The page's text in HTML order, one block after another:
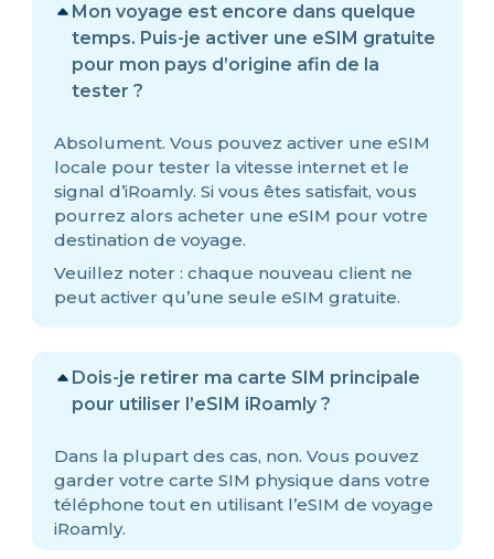
Mon voyage est encore dans quelque
temps. Puis-je activer une eSIM gratuite
pour mon pays d’origine afin de la
tester ?
Absolument. Vous pouvez activer une eSIM
locale pour tester la vitesse internet et le
signal d’iRoamly. Si vous êtes satisfait, vous
pourrez alors acheter une eSIM pour votre
destination de voyage.
Veuillez noter : chaque nouveau client ne
peut activer qu’une seule eSIM gratuite.
Dois-je retirer ma carte SIM principale
pour utiliser l’eSIM iRoamly ?
Dans la plupart des cas, non. Vous pouvez
garder votre carte SIM physique dans votre
téléphone tout en utilisant l’eSIM de voyage
iRoamly.